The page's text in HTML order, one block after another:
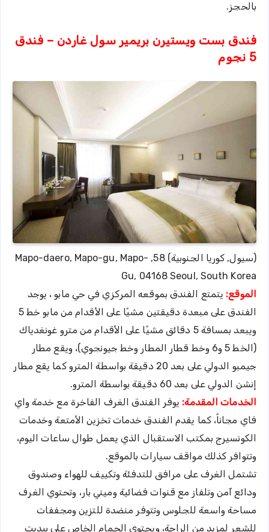
بالحجز.
فندق بست ويستيرن بريمير سول غاردن – فندق
5 نجوم
(سيول, كوريا الجنوبية) 58, Mapo-daero, Mapo-gu, Mapo-
Gu, 04168 Seoul, South Korea
الموقع: يتمتع الفندق بموقعه المركزي في حي مابو ، يوجد
الفندق على مبعدة دقيقتين مشيًا على الأقدام من مابو خط 5
ويبعد بمسافة 5 دقائق مشيًا على الأقدام من مترو غونغدياك
(الخط 5 و6 وخط قطار المطار وخط جيونجوي)، ويقع مطار
جيمبو الدولي على بعد 20 دقيقة بواسطة المترو كما يقع مطار
إنشن الدولي على بعد 60 دقيقة بواسطة المترو.
الخدمات المقدمة: يوفر الفندق الغرف الفاخرة مع خدمة واي
فاي مجاناً، كما يقدم الفندق خدمات تخزين الأمتعة وخدمات
الكونسيرج بمكتب الاستقبال الذي يعمل طوال ساعات اليوم،
وتتوافر كذلك مواقف سيارات بالموقع.
تشتمل الغرف على مرافق للتدفئة وتكييف للهواء وصندوق
ودائع آمن وتلفاز مع قنوات فضائية وميني بار، وتحتوي الغرف
مساحة واسعة للجلوس وتتوفر منضدة للتزين ومجففات
للشعر لمزيد من الراحة، ويحتوي الحمام الخاص على بيديت